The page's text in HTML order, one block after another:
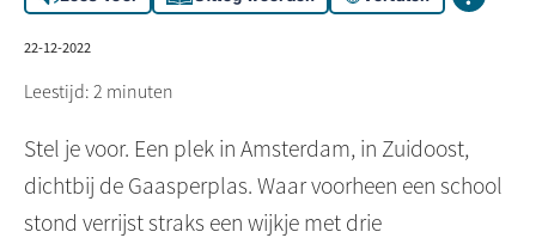
22-12-2022
Leestijd: 2 minuten
Stel je voor. Een plek in Amsterdam, in Zuidoost,
dichtbij de Gaasperplas. Waar voorheen een school
stond verrijst straks een wijkje met drie